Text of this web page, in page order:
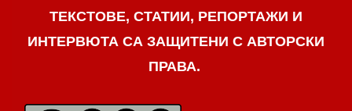
ТЕКСТОВЕ, СТАТИИ, РЕПОРТАЖИ И
ИНТЕРВЮТА СА ЗАЩИТЕНИ С АВТОРСКИ
ПРАВА.